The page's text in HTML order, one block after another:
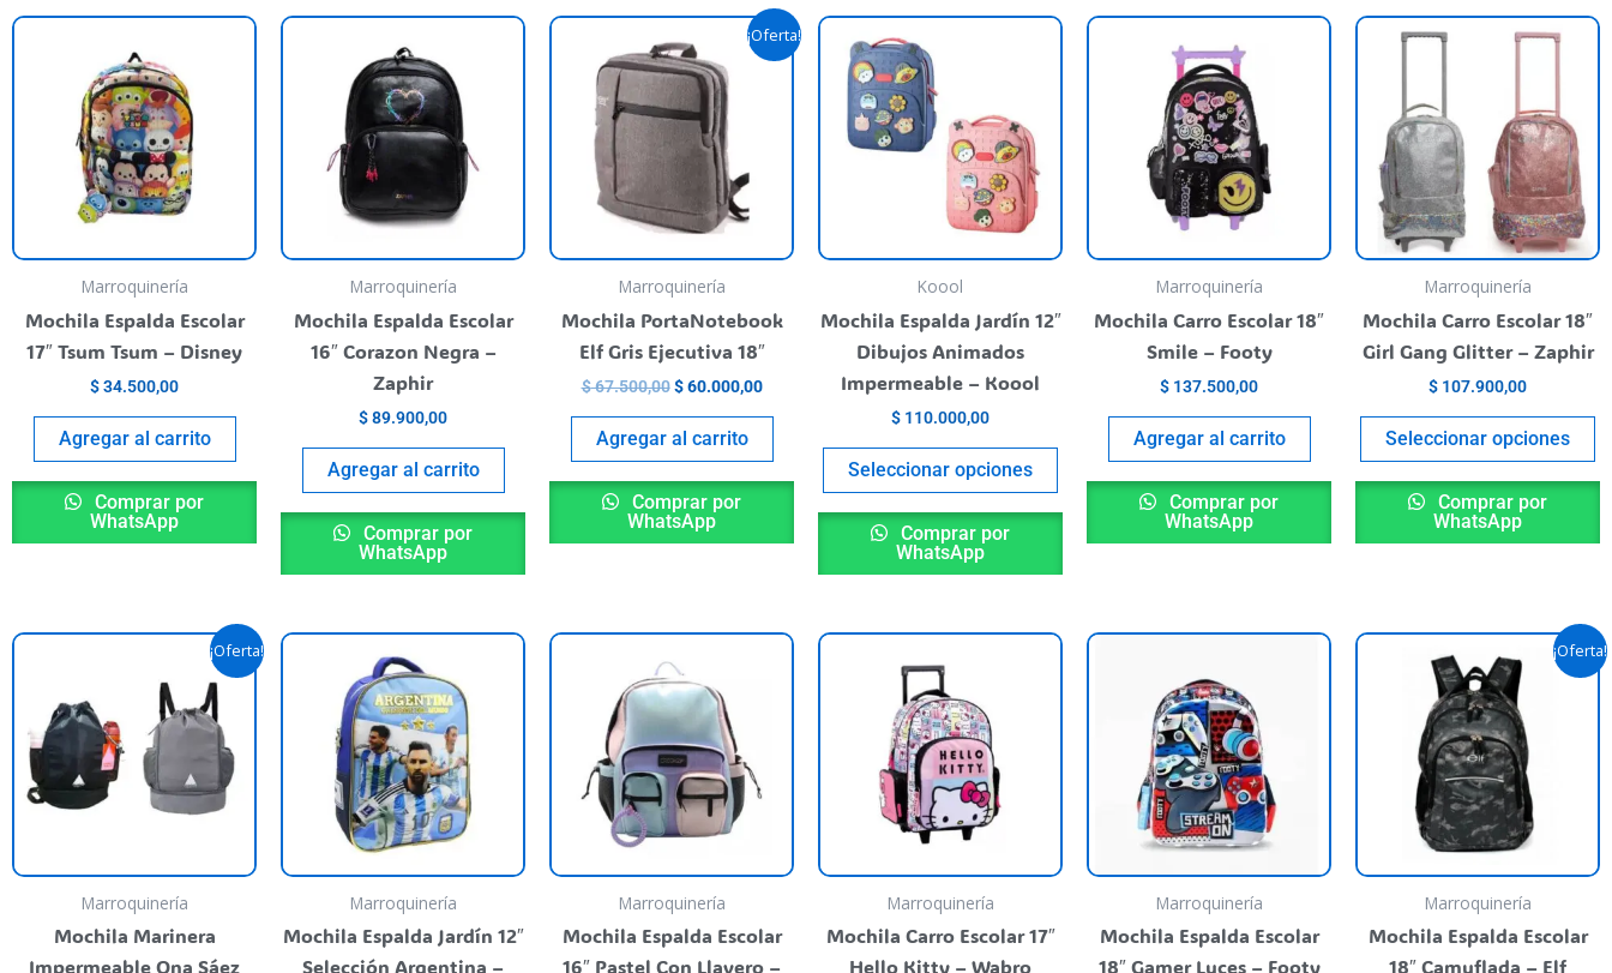
Marroquinería
Mochila Espalda Escolar
17″ Tsum Tsum – Disney
$34.500,00
Agregar al carrito
Comprar por
WhatsApp
Marroquinería
Mochila Espalda Escolar
16″ Corazon Negra –
Zaphir
$89.900,00
Agregar al carrito
Comprar por
WhatsApp
¡Oferta!
Marroquinería
Mochila PortaNotebook
Elf Gris Ejecutiva 18″
$67.500,00
Original
price
was:
$ 67.500,00.
$60.000,00
Current
price
is:
Agregar al carrito
Comprar por
WhatsApp
Koool
Mochila Espalda Jardín 12″
Dibujos Animados
Impermeable – Koool
$ 110.000,00
Seleccionar opciones
This
may
chosen
Comprar por
WhatsApp
Marroquinería
Mochila Carro Escolar 18″
Smile – Footy
$ 137.500,00
Agregar al carrito
Comprar por
WhatsApp
Marroquinería
Mochila Carro Escolar 18″
Girl Gang Glitter – Zaphir
$ 107.900,00
Seleccionar opciones
Comprar por
WhatsApp
¡Oferta!
Marroquinería
Mochila Marinera
Impermeable Ona Sáez
Original
was:
$ 38.900,00.
Current
price
is:
This
product
may
chosen
Marroquinería
Mochila Espalda Jardín 12″
Selección Argentina –
Marroquinería
Mochila Espalda Escolar
16″ Pastel Con Llavero –
Marroquinería
Mochila Carro Escolar 17″
Hello Kitty – Wabro
Marroquinería
Mochila Espalda Escolar
18″ Gamer Luces – Footy
¡Oferta!
Marroquinería
Mochila Espalda Escolar
18″ Camuflada – Elf
Original
price
was:
$ 67.500,00.
price
is: